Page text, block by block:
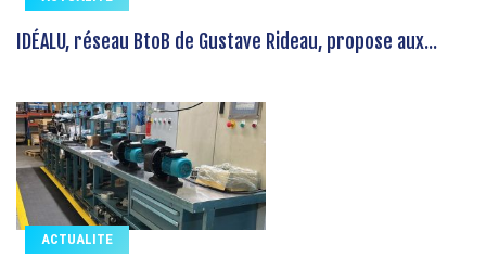
IDÉALU, réseau BtoB de Gustave Rideau, propose aux...
ACTUALITE